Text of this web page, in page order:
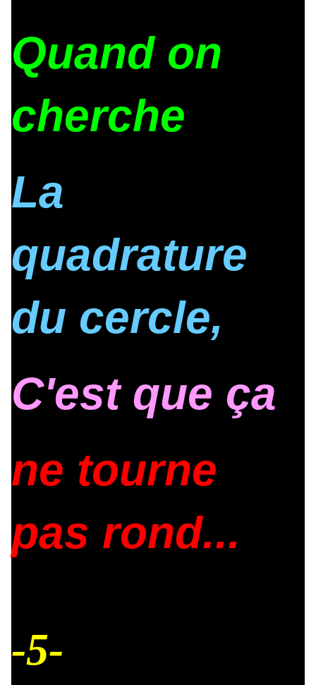
Quand on
cherche
La
quadrature
du cercle,
C'est que ça
ne tourne
pas rond...
-5-